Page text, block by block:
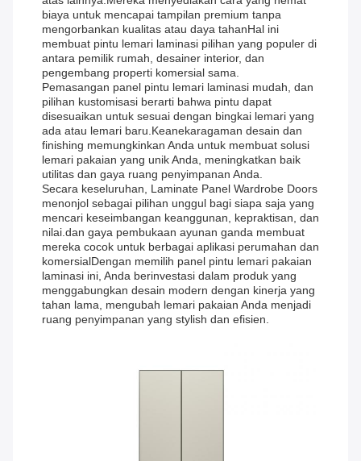
biaya untuk mencapai tampilan premium tanpa
mengorbankan kualitas atau daya tahanHal ini
membuat pintu lemari laminasi pilihan yang populer di
antara pemilik rumah, desainer interior, dan
pengembang properti komersial sama.
Pemasangan panel pintu lemari laminasi mudah, dan
pilihan kustomisasi berarti bahwa pintu dapat
disesuaikan untuk sesuai dengan bingkai lemari yang
ada atau lemari baru.Keanekaragaman desain dan
finishing memungkinkan Anda untuk membuat solusi
lemari pakaian yang unik Anda, meningkatkan baik
utilitas dan gaya ruang penyimpanan Anda.
Secara keseluruhan, Laminate Panel Wardrobe Doors
menonjol sebagai pilihan unggul bagi siapa saja yang
mencari keseimbangan keanggunan, kepraktisan, dan
nilai.dan gaya pembukaan ayunan ganda membuat
mereka cocok untuk berbagai aplikasi perumahan dan
komersialDengan memilih panel pintu lemari pakaian
laminasi ini, Anda berinvestasi dalam produk yang
menggabungkan desain modern dengan kinerja yang
tahan lama, mengubah lemari pakaian Anda menjadi
ruang penyimpanan yang stylish dan efisien.